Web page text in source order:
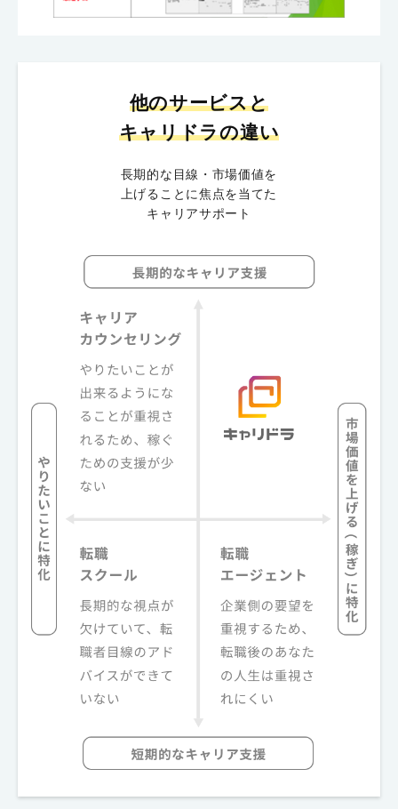
他のサービスと
キャリドラの違い
長期的な目線・市場価値を
上げることに焦点を当てた
キャリアサポート